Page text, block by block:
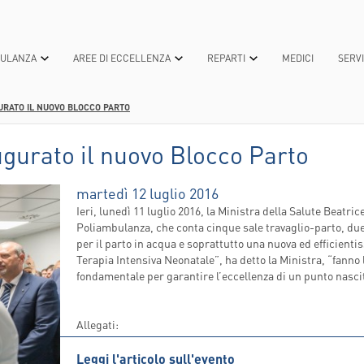
AZIENDE
DONA ORA
5XMILLE
AREE DI ECCELLENZA
TECNOLOGIE PER LA CURA
TECNICHE ALL'AVANGUARDIA
DICONO DI
REPARTI
INTENSIVA
ONCOLOGICA E MININVASIVA-
MEDICINA GENERALE E
MEDICINA NUCLEARE
NEUROLOGIA
OCULISTICA
ONCOLOGIA
MEDICI
LA
CIDAF
MEDICAL
PATOLOGIE MEDICHE
CURE
CONVENZIONI E ASSICURAZIONI
PERCORSI DI CURA E CASE MANAGER
INFERMIERISTICI
POLIAMBULANZA PET FRIENDLY
UNIVERSITÀ
LAUREA IN “INNOVATIONS IN
LAUREA IN INFERMIERISTICA
MASTER E CORSI DI
CENTRO DI RICERCA EUGENIA MENNI
CHI SIAMO
IL NUOVO BLOCCO PARTO
il nuovo Blocco Parto
martedì 12 luglio 2016
Ieri, lunedì 11 luglio 2016, la Ministra della Salute
Poliambulanza, che conta cinque sale travaglio-parto,
per il parto in acqua e soprattutto una nuova ed
Terapia Intensiva Neonatale”, ha detto la Ministra,
fondamentale per garantire l’eccellenza di un punto
Allegati:
Leggi l'articolo sull'evento